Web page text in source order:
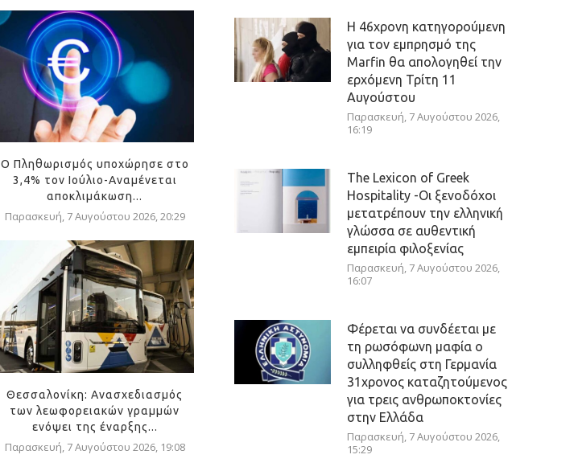
Ο Πληθωρισμός υποχώρησε στο
3,4% τον Ιούλιο-Αναμένεται
αποκλιμάκωση...
Παρασκευή, 7 Αυγούστου 2026, 20:29
Θεσσαλονίκη: Ανασχεδιασμός
των λεωφορειακών γραμμών
ενόψει της έναρξης...
Παρασκευή, 7 Αυγούστου 2026, 19:08
Η 46χρονη κατηγορούμενη
για τον εμπρησμό της
Marfin θα απολογηθεί την
ερχόμενη Τρίτη 11
Αυγούστου
Παρασκευή, 7 Αυγούστου 2026,
16:19
The Lexicon of Greek
Hospitality -Οι ξενοδόχοι
μετατρέπουν την ελληνική
γλώσσα σε αυθεντική
εμπειρία φιλοξενίας
Παρασκευή, 7 Αυγούστου 2026,
16:07
Φέρεται να συνδέεται με
τη ρωσόφωνη μαφία ο
συλληφθείς στη Γερμανία
31χρονος καταζητούμενος
για τρεις ανθρωποκτονίες
στην Ελλάδα
Παρασκευή, 7 Αυγούστου 2026,
15:29